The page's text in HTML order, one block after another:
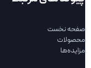
صفحه نخست
محصولات
مزایده‌ها